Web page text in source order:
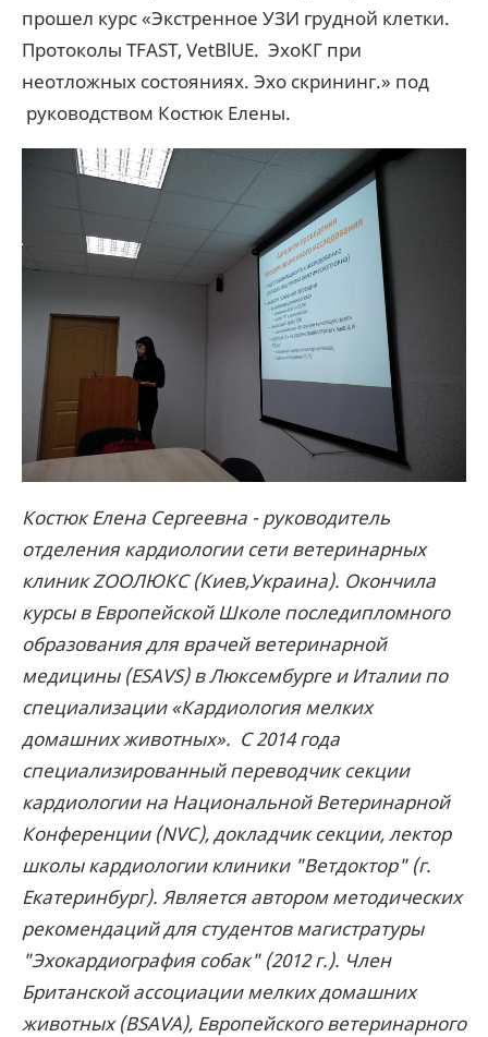
прошел курс «Экстренное УЗИ грудной клетки.
Протоколы TFAST, VetBlUE. ЭхоКГ при
неотложных состояниях. Эхо скрининг.» под
руководством Костюк Елены.
Костюк Елена Сергеевна - руководитель
отделения кардиологии сети ветеринарных
клиник ZOOЛЮКС (Киев,Украина). Окончила
курсы в Европейской Школе последипломного
образования для врачей ветеринарной
медицины (ESAVS) в Люксембурге и Италии по
специализации «Кардиология мелких
домашних животных». С 2014 года
специализированный переводчик секции
кардиологии на Национальной Ветеринарной
Конференции (NVC), докладчик секции, лектор
школы кардиологии клиники "Ветдоктор" (г.
Екатеринбург). Является автором методических
рекомендаций для студентов магистратуры
"Эхокардиография собак" (2012 г.). Член
Британской ассоциации мелких домашних
животных (BSAVA), Европейского ветеринарного